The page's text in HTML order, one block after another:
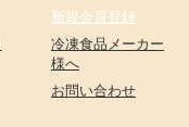
新規会員登録
冷凍食品メーカー
様へ
お問い合わせ